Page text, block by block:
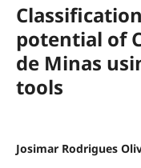
potential of
de Minas
tools
Josimar Rodrigues